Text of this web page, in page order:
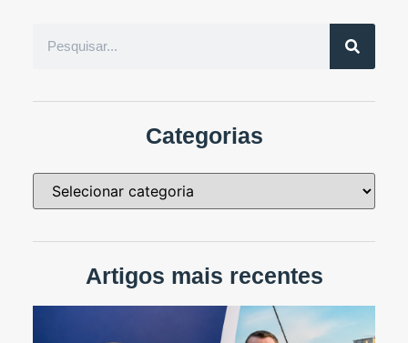
Categorias
Artigos mais recentes